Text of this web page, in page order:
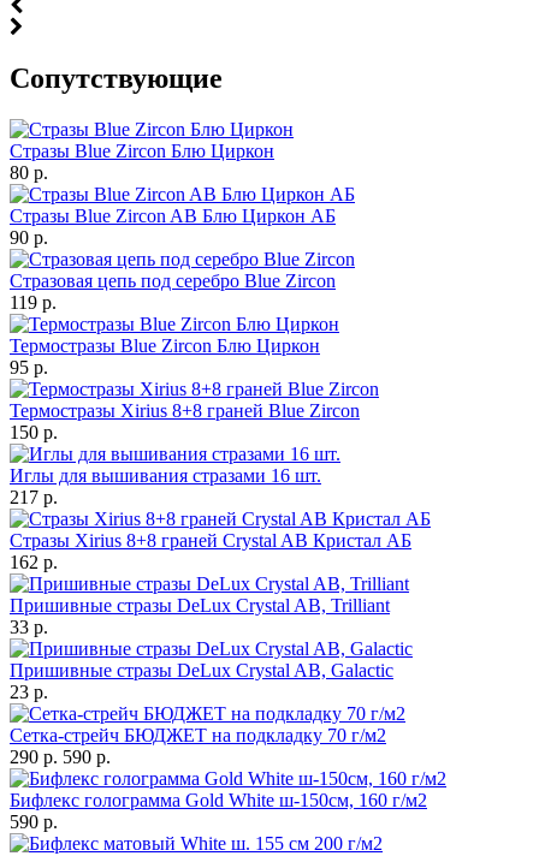
Cопутствующие
Стразы Blue Zircon Блю Циркон
80 р.
Стразы Blue Zircon AB Блю Циркон АБ
90 р.
Стразовая цепь под серебро Blue Zircon
119 р.
Термостразы Blue Zircon Блю Циркон
95 р.
Термостразы Xirius 8+8 граней Blue Zircon
150 р.
Иглы для вышивания стразами 16 шт.
217 р.
Стразы Xirius 8+8 граней Crystal AB Кристал АБ
162 р.
Пришивные стразы DeLux Crystal AB, Trilliant
33 р.
Пришивные стразы DeLux Crystal AB, Galactic
23 р.
Сетка-стрейч БЮДЖЕТ на подкладку 70 г/м2
290 р. 590 р.
Бифлекс голограмма Gold White ш-150см, 160 г/м2
590 р.